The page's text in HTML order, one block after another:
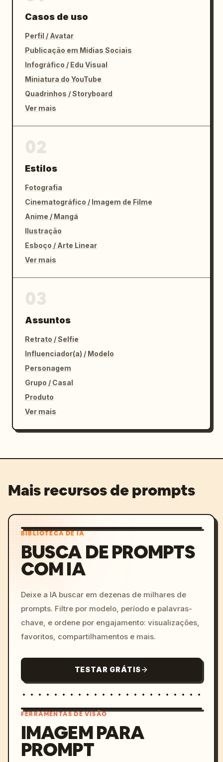
Casos de uso
Perfil / Avatar
Publicação em Mídias Sociais
Infográfico / Edu Visual
Miniatura do YouTube
Quadrinhos / Storyboard
Ver mais
Estilos
Fotografia
Cinematográfico / Imagem de Filme
Anime / Mangá
Ilustração
Esboço / Arte Linear
Ver mais
Assuntos
Retrato / Selfie
Influenciador(a) / Modelo
Personagem
Grupo / Casal
Produto
Ver mais
Mais recursos de prompts
BIBLIOTECA DE IA
BUSCA DE PROMPTS
COM IA
Deixe a IA buscar em dezenas de milhares de
prompts. Filtre por modelo, período e palavras-
chave, e ordene por engajamento: visualizações,
favoritos, compartilhamentos e mais.
TESTAR GRÁTIS
FERRAMENTAS DE VISÃO
IMAGEM PARA
PROMPT